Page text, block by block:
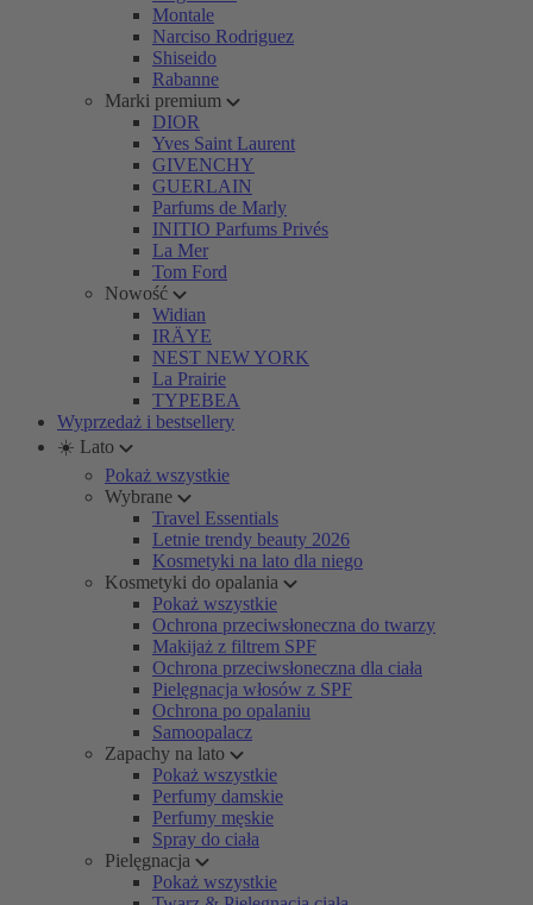
Montale
Narciso Rodriguez
Shiseido
Rabanne
Marki premium
DIOR
Yves Saint Laurent
GIVENCHY
GUERLAIN
Parfums de Marly
INITIO Parfums Privés
La Mer
Tom Ford
Nowość
Widian
IRÄYE
NEST NEW YORK
La Prairie
TYPEBEA
Wyprzedaż i bestsellery
☀️ Lato
Pokaż wszystkie
Wybrane
Travel Essentials
Letnie trendy beauty 2026
Kosmetyki na lato dla niego
Kosmetyki do opalania
Pokaż wszystkie
Ochrona przeciwsłoneczna do twarzy
Makijaż z filtrem SPF
Ochrona przeciwsłoneczna dla ciała
Pielęgnacja włosów z SPF
Ochrona po opalaniu
Samoopalacz
Zapachy na lato
Pokaż wszystkie
Perfumy damskie
Perfumy męskie
Spray do ciała
Pielęgnacja
Pokaż wszystkie